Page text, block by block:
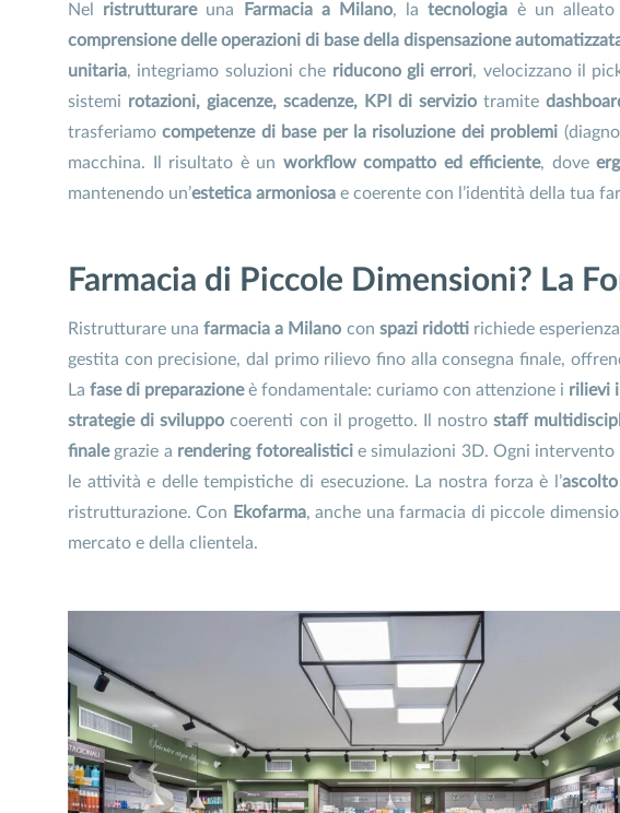
Nel ristrutturare una Farmacia a Milano, latecnologia è un alleato
comprensione delle operazioni di base della dispensazione
unitaria, integriamo soluzioni che riducono gli errori, velocizzano il
sistemi rotazioni, giacenze, scadenze, KPI di servizio tramite
trasferiamocompetenze di base per la risoluzione dei problemi
macchina. Il risultato è un workflow compatto ed efficiente, dove
mantenendo un’estetica armoniosa e coerente con l’identità della tua
Farmacia di Piccole Dimensioni? La
Ristrutturare unafarmacia a Milano con spazi ridottirichiede
gestita con precisione, dal primo rilievo fino alla consegna finale,
Lafase di preparazioneè fondamentale: curiamo con attenzione i rilievi
strategie di sviluppo coerenti con il progetto. Il nostrostaff
finalegrazie a rendering fotorealisticie simulazioni 3D. Ogni
le attività e delle tempistiche di esecuzione. La nostra forza è l’
ristrutturazione. Con Ekofarma, anche una farmacia di piccole
mercato e della clientela.